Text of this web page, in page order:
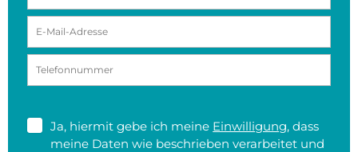
Ja, hiermit gebe ich meine Einwilligung, dass
meine Daten wie beschrieben verarbeitet und